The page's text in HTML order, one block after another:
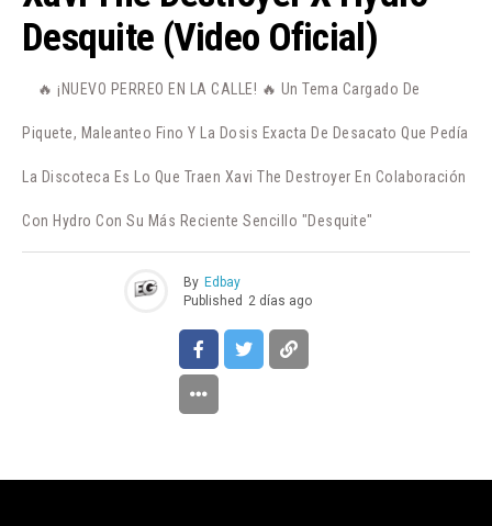
Desquite (Video Oficial)
🔥 ¡NUEVO PERREO EN LA CALLE! 🔥 Un Tema Cargado De
Piquete, Maleanteo Fino Y La Dosis Exacta De Desacato Que Pedía
La Discoteca Es Lo Que Traen Xavi The Destroyer En Colaboración
Con Hydro Con Su Más Reciente Sencillo "Desquite"
By Edbay
Published 2 días ago